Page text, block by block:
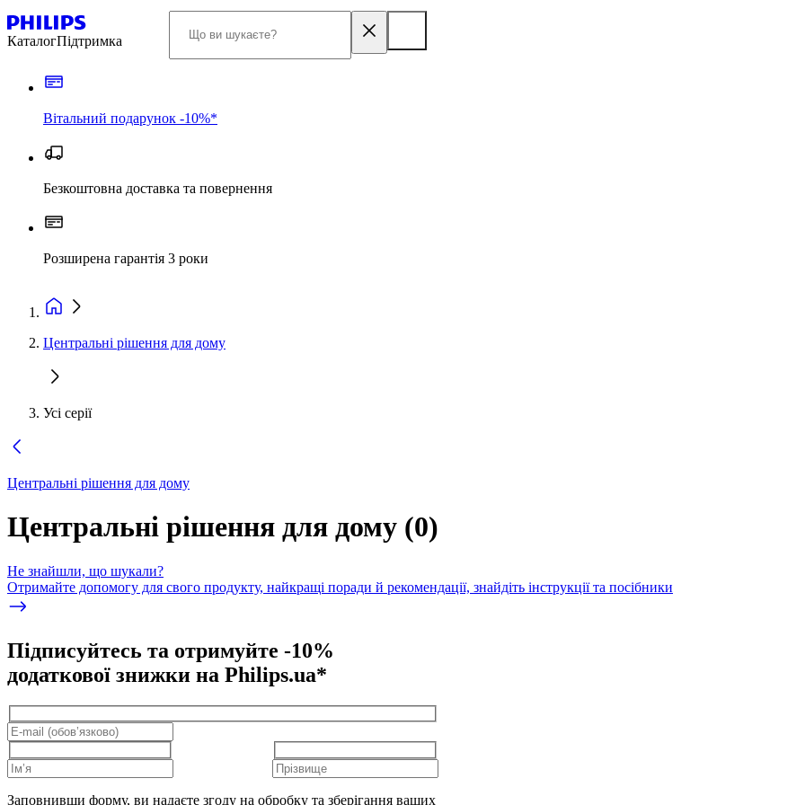
КаталогПідтримка
Вітальний подарунок -10%*
Безкоштовна доставка та повернення
Розширена гарантія 3 роки
Центральні рішення для дому
Усі серії
Центральні рішення для дому
Центральні рішення для дому (0)
Не знайшли, що шукали?
Отримайте допомогу для свого продукту, найкращі поради й рекомендації, знайдіть інструкції та посібники
Підписуйтесь та отримуйте -10%
додаткової знижки на Philips.ua*
Заповнивши форму, ви надаєте згоду на обробку та зберігання ваших